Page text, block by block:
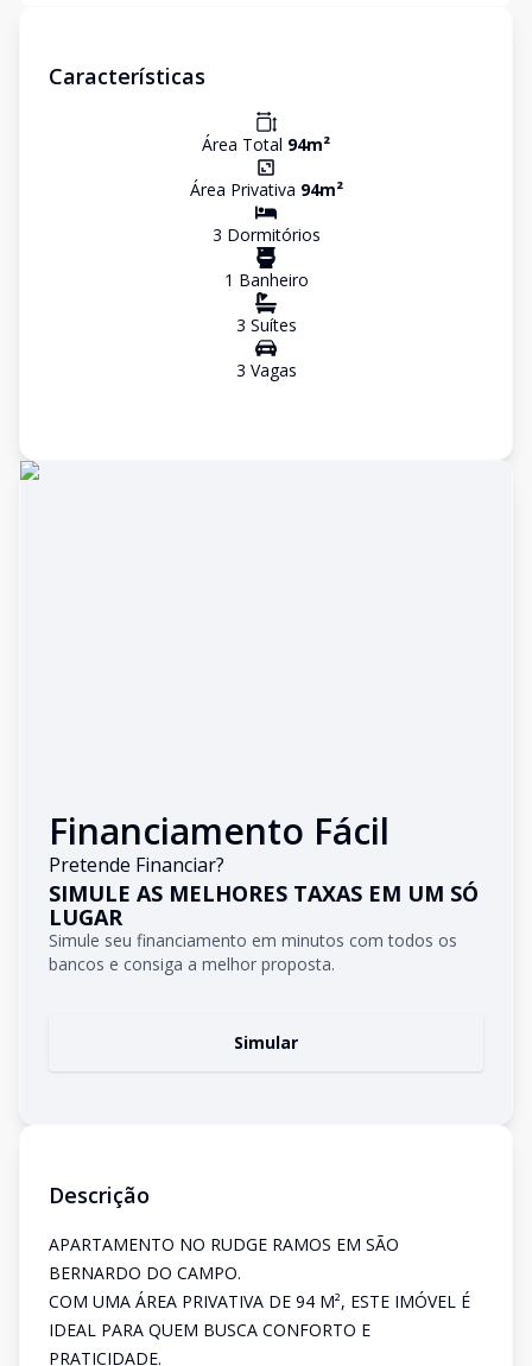
Características
Área Total 94m²
Área Privativa 94m²
3 Dormitórios
1 Banheiro
3 Suítes
3 Vagas
Financiamento Fácil
Pretende Financiar?
SIMULE AS MELHORES TAXAS EM UM SÓ
LUGAR
Simule seu financiamento em minutos com todos os
bancos e consiga a melhor proposta.
Simular
Descrição
APARTAMENTO NO RUDGE RAMOS EM SÃO
BERNARDO DO CAMPO.
COM UMA ÁREA PRIVATIVA DE 94 M², ESTE IMÓVEL É
IDEAL PARA QUEM BUSCA CONFORTO E
PRATICIDADE.